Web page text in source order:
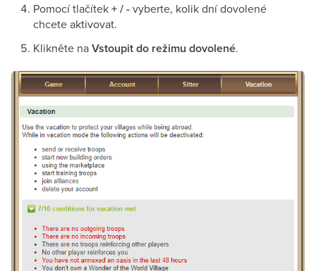
Pomocí tlačítek+ / -vyberte, kolik dní dovolené
chcete aktivovat.
Klikněte naVstoupit do režimu dovolené.